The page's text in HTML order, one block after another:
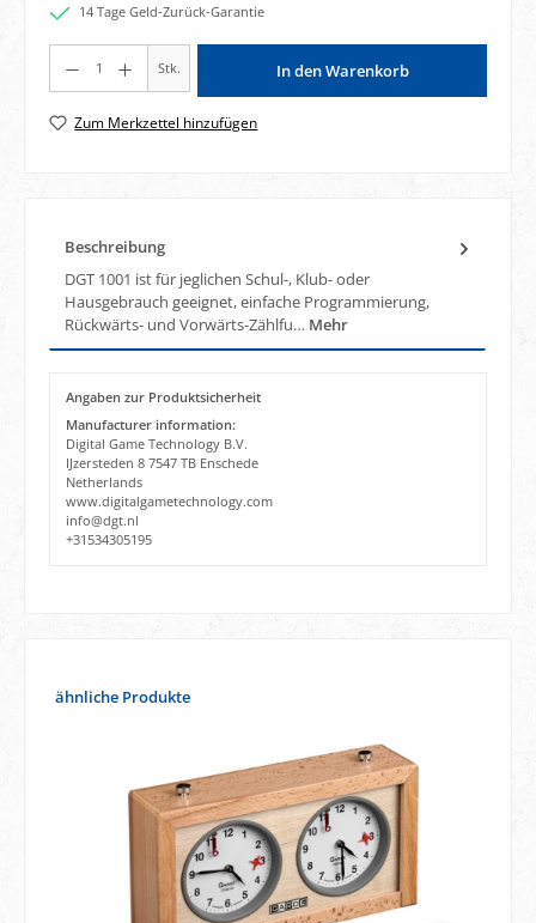
14 Tage Geld-Zurück-Garantie
Produkt Anzahl: Gib den gewünschten Wert ein oder benutze die Schaltflächen um
Stk. In den Warenkorb
Zum Merkzettel hinzufügen
Beschreibung
DGT 1001 ist für jeglichen Schul-, Klub- oder
Hausgebrauch geeignet, einfache Programmierung,
Rückwärts- und Vorwärts-Zählfu… Mehr
Angaben zur Produktsicherheit
Manufacturer information:
Digital Game Technology B.V.
IJzersteden 8 7547 TB Enschede
Netherlands
www.digitalgametechnology.com
info@dgt.nl
+31534305195
Produktgalerie überspringen
ähnliche Produkte